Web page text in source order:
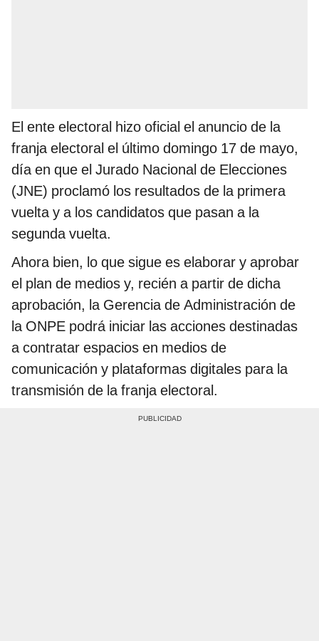
El ente electoral hizo oficial el anuncio de la
franja electoral el último domingo 17 de mayo,
día en que el Jurado Nacional de Elecciones
(JNE) proclamó los resultados de la primera
vuelta y a los candidatos que pasan a la
segunda vuelta.
Ahora bien, lo que sigue es elaborar y aprobar
el plan de medios y, recién a partir de dicha
aprobación, la Gerencia de Administración de
la ONPE podrá iniciar las acciones destinadas
a contratar espacios en medios de
comunicación y plataformas digitales para la
transmisión de la franja electoral.